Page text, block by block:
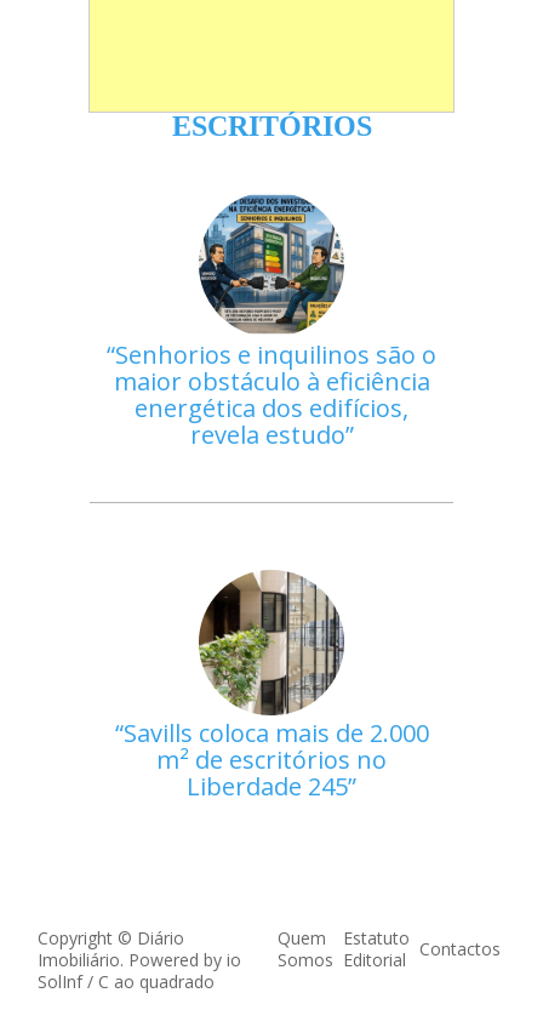
ESCRITÓRIOS
Senhorios e inquilinos são o
maior obstáculo à eficiência
energética dos edifícios,
revela estudo
Savills coloca mais de 2.000
m² de escritórios no
Liberdade 245
Copyright © Diário
Imobiliário. Powered by io
SolInf/ C ao quadrado
Quem
Somos
Estatuto
Editorial
Contactos